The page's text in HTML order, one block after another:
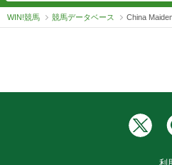
WIN!競馬 競馬データベース China
利